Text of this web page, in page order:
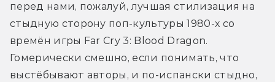
перед нами, пожалуй, лучшая стилизация на
стыдную сторону поп-культуры 1980-х со
времён игры Far Cry 3: Blood Dragon.
Гомерически смешно, если понимать, что
выстёбывают авторы, и по-испански стыдно,